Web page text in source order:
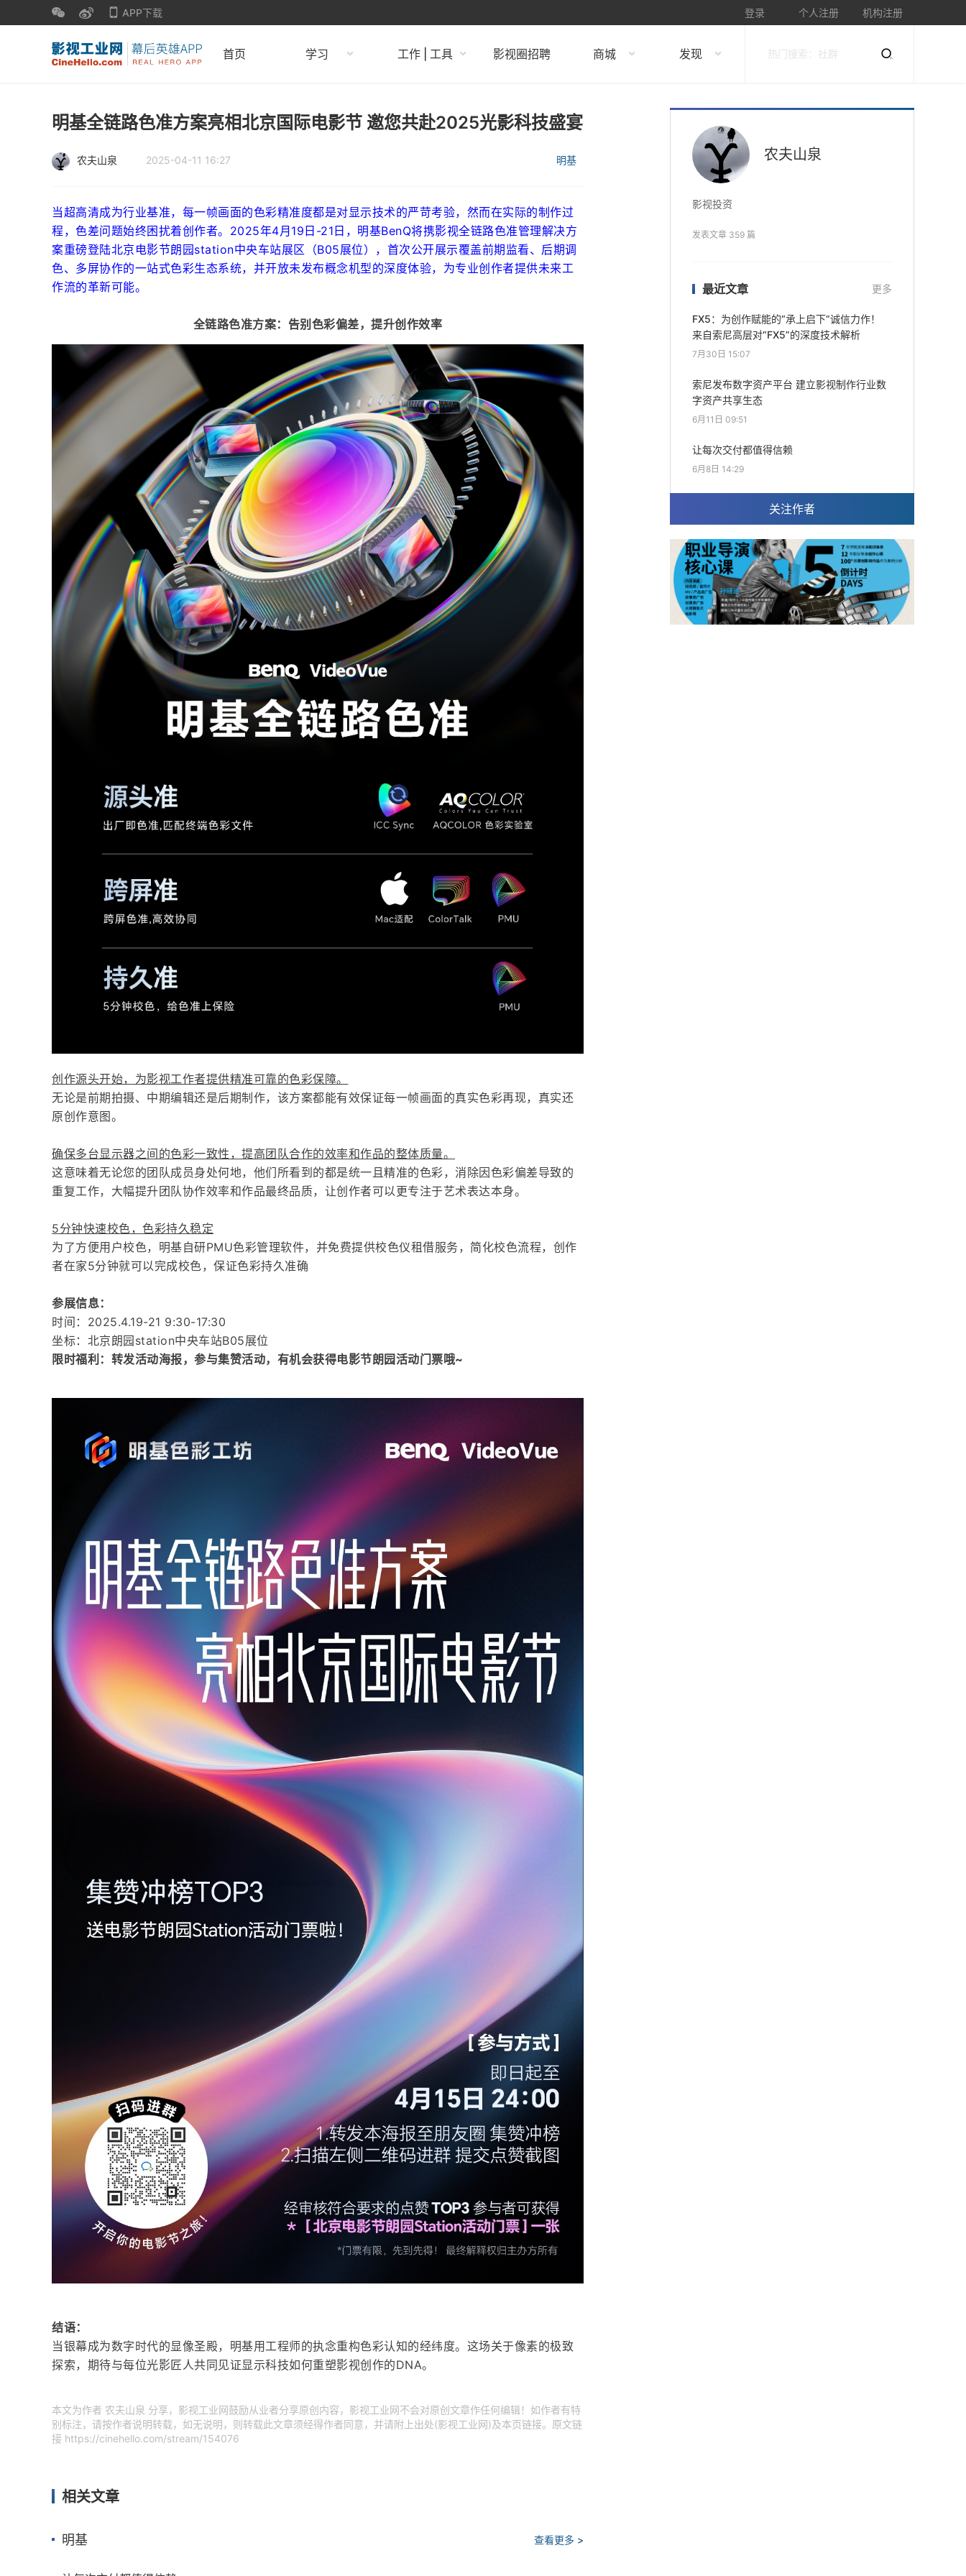
APP下载 登录 个人注册 机构注册
首页 学习 工作 | 工具 影视圈招聘 商城 发现
明基全链路色准方案亮相北京国际电影节 邀您共赴2025光影科技盛宴
农夫山泉 2025-04-11 16:27 明基
当超高清成为行业基准，每一帧画面的色彩精准度都是对显示技术的严苛考验，然而在实际的制作过
程，色差问题始终困扰着创作者。2025年4月19日-21日，明基BenQ将携影视全链路色准管理解决方
案重磅登陆北京电影节朗园station中央车站展区（B05展位），首次公开展示覆盖前期监看、后期调
色、多屏协作的一站式色彩生态系统，并开放未发布概念机型的深度体验，为专业创作者提供未来工
作流的革新可能。
全链路色准方案：告别色彩偏差，提升创作效率
创作源头开始，为影视工作者提供精准可靠的色彩保障。
无论是前期拍摄、中期编辑还是后期制作，该方案都能有效保证每一帧画面的真实色彩再现，真实还
原创作意图。
确保多台显示器之间的色彩一致性，提高团队合作的效率和作品的整体质量。
这意味着无论您的团队成员身处何地，他们所看到的都是统一且精准的色彩，消除因色彩偏差导致的
重复工作，大幅提升团队协作效率和作品最终品质，让创作者可以更专注于艺术表达本身。
5分钟快速校色，色彩持久稳定
为了方便用户校色，明基自研PMU色彩管理软件，并免费提供校色仪租借服务，简化校色流程，创作
者在家5分钟就可以完成校色，保证色彩持久准确
参展信息：
时间：2025.4.19-21 9:30-17:30
坐标：北京朗园station中央车站B05展位
限时福利：转发活动海报，参与集赞活动，有机会获得电影节朗园活动门票哦~
结语：
当银幕成为数字时代的显像圣殿，明基用工程师的执念重构色彩认知的经纬度。这场关于像素的极致
探索，期待与每位光影匠人共同见证显示科技如何重塑影视创作的DNA。
本文为作者 农夫山泉 分享，影视工业网鼓励从业者分享原创内容，影视工业网不会对原创文章作任何编辑！如作者有特
别标注，请按作者说明转载，如无说明，则转载此文章须经得作者同意，并请附上出处(影视工业网)及本页链接。原文链
接 https://cinehello.com/stream/154076
相关文章
明基 查看更多 >
农夫山泉
影视投资
发表文章 359 篇
最近文章 更多
FX5：为创作赋能的“承上启下”诚信力作！
来自索尼高层对“FX5”的深度技术解析
7月30日 15:07
索尼发布数字资产平台 建立影视制作行业数
字资产共享生态
6月11日 09:51
让每次交付都值得信赖
6月8日 14:29
关注作者